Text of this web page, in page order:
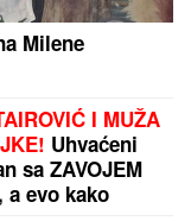
Milene
I MUŽA
Uhvaćeni
sa ZAVOJEM
a evo kako